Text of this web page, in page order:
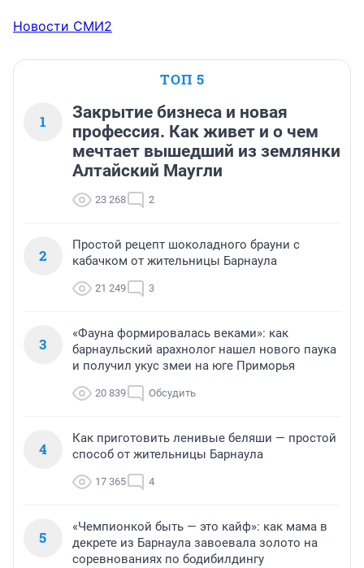
Новости СМИ2
ТОП 5
1
Закрытие бизнеса и новая
профессия. Как живет и о чем
мечтает вышедший из землянки
Алтайский Маугли
23 268 2
2
Простой рецепт шоколадного брауни с
кабачком от жительницы Барнаула
21 249 3
3
«Фауна формировалась веками»: как
барнаульский арахнолог нашел нового паука
и получил укус змеи на юге Приморья
20 839 Обсудить
4
Как приготовить ленивые беляши — простой
способ от жительницы Барнаула
17 365 4
5
«Чемпионкой быть — это кайф»: как мама в
декрете из Барнаула завоевала золото на
соревнованиях по бодибилдингу